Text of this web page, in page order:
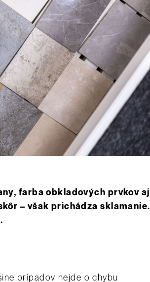
farba obkladových prvkov aj
– však prichádza sklamanie.
prípadov nejde o chybu